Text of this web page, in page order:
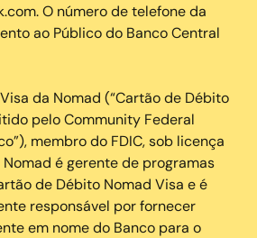
O número de telefone da
ao Público do Banco Central
da Nomad (“Cartão de Débito
pelo Community Federal
membro do FDIC, sob licença
Nomad é gerente de programas
de Débito Nomad Visa e é
responsável por fornecer
em nome do Banco para o